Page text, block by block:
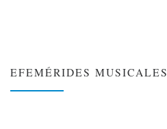
EFEMÉRIDES MUSICALES